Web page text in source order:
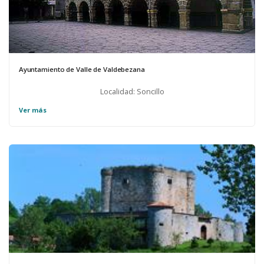
Ayuntamiento de Valle de Valdebezana
Localidad: Soncillo
Ver más